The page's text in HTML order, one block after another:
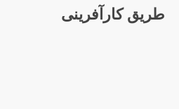
طریق کارآفرینی